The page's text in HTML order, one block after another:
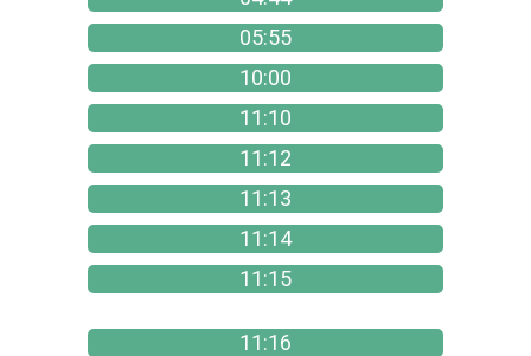
05:55
10:00
11:10
11:12
11:13
11:14
11:15
11:16